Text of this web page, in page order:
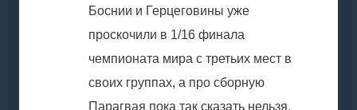
Боснии и Герцеговины уже
проскочили в 1/16 финала
чемпионата мира с третьих мест в
своих группах, а про сборную
Парагвая пока так сказать нельзя.